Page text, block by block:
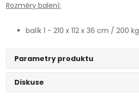
Rozměry balení:
balík 1 - 210 x 112 x 36 cm / 200 kg
Parametry produktu
Diskuse